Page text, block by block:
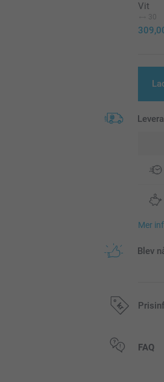
Vit
30
Mer
Blev
Alla priser är
FAQ